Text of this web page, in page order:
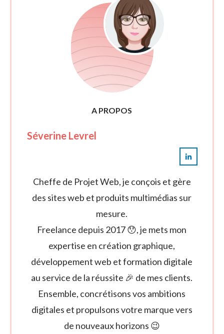
A PROPOS
Séverine Levrel
Cheffe de Projet Web, je conçois et gère
des sites web et produits multimédias sur
mesure.
Freelance depuis 2017 😯, je mets mon
expertise en création graphique,
développement web et formation digitale
au service de la réussite 🎉 de mes clients.
Ensemble, concrétisons vos ambitions
digitales et propulsons votre marque vers
de nouveaux horizons 😉